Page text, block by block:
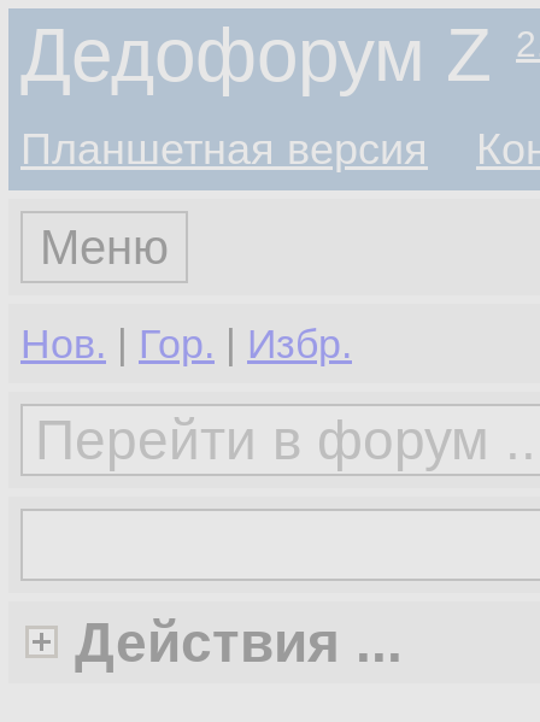
Дедофорум Z
Планшетная версия
Меню
Нов. | Гор. | Избр.
Действия ...